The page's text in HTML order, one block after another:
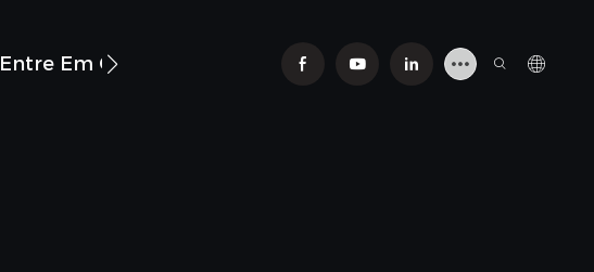
Entre Em Contato Conosco